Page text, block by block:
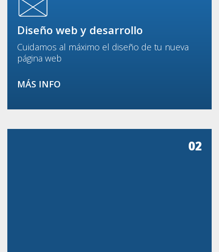
Diseño web y desarrollo
Cuidamos al máximo el diseño de tu nueva
página web
MÁS INFO
02